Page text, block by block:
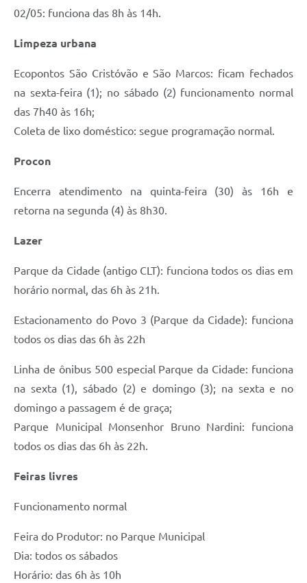
02/05: funciona das 8h às 14h.
Limpeza urbana
Ecopontos São Cristóvão e São Marcos: ficam fechados
na sexta-feira (1); no sábado (2) funcionamento normal
das 7h40 às 16h;
Coleta de lixo doméstico: segue programação normal.
Procon
Encerra atendimento na quinta-feira (30) às 16h e
retorna na segunda (4) às 8h30.
Lazer
Parque da Cidade (antigo CLT): funciona todos os dias em
horário normal, das 6h às 21h.
Estacionamento do Povo 3 (Parque da Cidade): funciona
todos os dias das 6h às 22h
Linha de ônibus 500 especial Parque da Cidade: funciona
na sexta (1), sábado (2) e domingo (3); na sexta e no
domingo a passagem é de graça;
Parque Municipal Monsenhor Bruno Nardini: funciona
todos os dias das 6h às 22h.
Feiras livres
Funcionamento normal
Feira do Produtor: no Parque Municipal
Dia: todos os sábados
Horário: das 6h às 10h